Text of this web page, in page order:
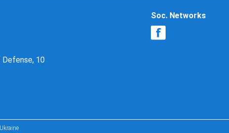
Defense, 10
Soc. Networks